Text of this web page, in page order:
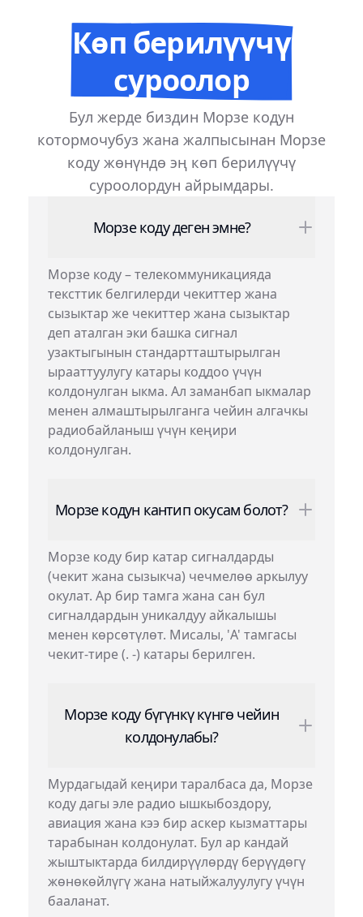
Көп берилүүчү
суроолор
Бул жерде биздин Морзе кодун
котормочубуз жана жалпысынан Морзе
коду жөнүндө эң көп берилүүчү
суроолордун айрымдары.
Морзе коду деген эмне?
Морзе коду – телекоммуникацияда
тексттик белгилерди чекиттер жана
сызыктар же чекиттер жана сызыктар
деп аталган эки башка сигнал
узактыгынын стандартташтырылган
ырааттуулугу катары коддоо үчүн
колдонулган ыкма. Ал заманбап ыкмалар
менен алмаштырылганга чейин алгачкы
радиобайланыш үчүн кеңири
колдонулган.
Морзе кодун кантип окусам болот?
Морзе коду бир катар сигналдарды
(чекит жана сызыкча) чечмелөө аркылуу
окулат. Ар бир тамга жана сан бул
сигналдардын уникалдуу айкалышы
менен көрсөтүлөт. Мисалы, 'A' тамгасы
чекит-тире (. -) катары берилген.
Морзе коду бүгүнкү күнгө чейин
колдонулабы?
Мурдагыдай кеңири таралбаса да, Морзе
коду дагы эле радио ышкыбоздору,
авиация жана кээ бир аскер кызматтары
тарабынан колдонулат. Бул ар кандай
жыштыктарда билдирүүлөрдү берүүдөгү
жөнөкөйлүгү жана натыйжалуулугу үчүн
бааланат.